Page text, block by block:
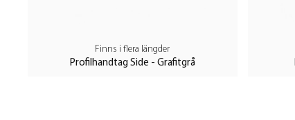
Finns i flera längder
Profilhandtag Side - Grafitgrå